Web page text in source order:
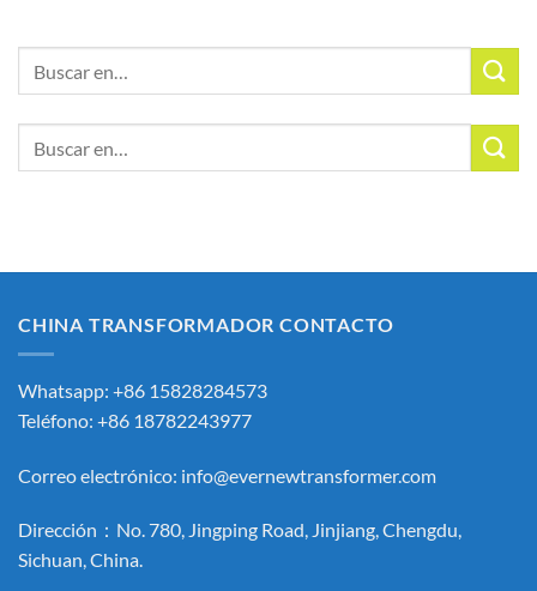
CHINA TRANSFORMADOR CONTACTO
Whatsapp: +86 15828284573
Teléfono: +86 18782243977
Correo electrónico: info@evernewtransformer.com
Dirección：No. 780, Jingping Road, Jinjiang, Chengdu,
Sichuan, China.